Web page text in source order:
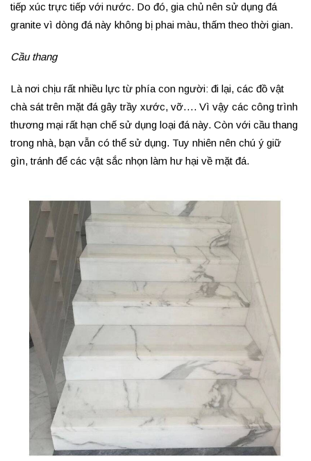
tiếp xúc trực tiếp với nước. Do đó, gia chủ nên sử dụng đá
granite vì dòng đá này không bị phai màu, thấm theo thời gian.
Cầu thang
Là nơi chịu rất nhiều lực từ phía con người: đi lại, các đồ vật
chà sát trên mặt đá gây trầy xước, vỡ…. Vì vậy các công trình
thương mại rất hạn chế sử dụng loại đá này. Còn với cầu thang
trong nhà, bạn vẫn có thể sử dụng. Tuy nhiên nên chú ý giữ
gìn, tránh để các vật sắc nhọn làm hư hại về mặt đá.